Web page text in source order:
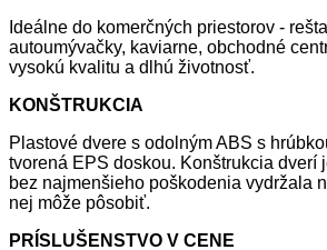
Ideálne do komerčných priestorov -
autoumývačky, kaviarne, obchodné
vysokú kvalitu a dlhú životnosť.
KONŠTRUKCIA
Plastové dvere s odolným ABS s
tvorená EPS doskou. Konštrukcia dverí
bez najmenšieho poškodenia vydržala
nej môže pôsobiť.
PRÍSLUŠENSTVO V CENE